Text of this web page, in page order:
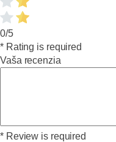
0/5
* Rating is required
Vaša recenzia
* Review is required